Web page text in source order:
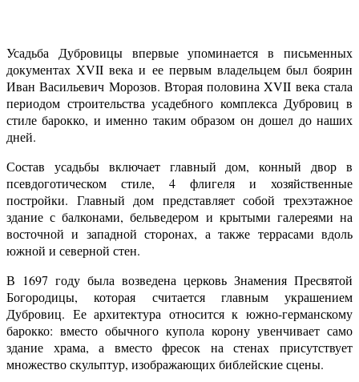
Усадьба Дубровицы впервые упоминается в письменных
документах XVII века и ее первым владельцем был боярин
Иван Васильевич Морозов. Вторая половина XVII века стала
периодом строительства усадебного комплекса Дубровиц в
стиле барокко, и именно таким образом он дошел до наших
дней.
Состав усадьбы включает главный дом, конный двор в
псевдоготическом стиле, 4 флигеля и хозяйственные
постройки. Главный дом представляет собой трехэтажное
здание с балконами, бельведером и крытыми галереями на
восточной и западной сторонах, а также террасами вдоль
южной и северной стен.
В 1697 году была возведена церковь Знамения Пресвятой
Богородицы, которая считается главным украшением
Дубровиц. Ее архитектура относится к южно-германскому
барокко: вместо обычного купола корону увенчивает само
здание храма, а вместо фресок на стенах присутствует
множество скульптур, изображающих библейские сцены.